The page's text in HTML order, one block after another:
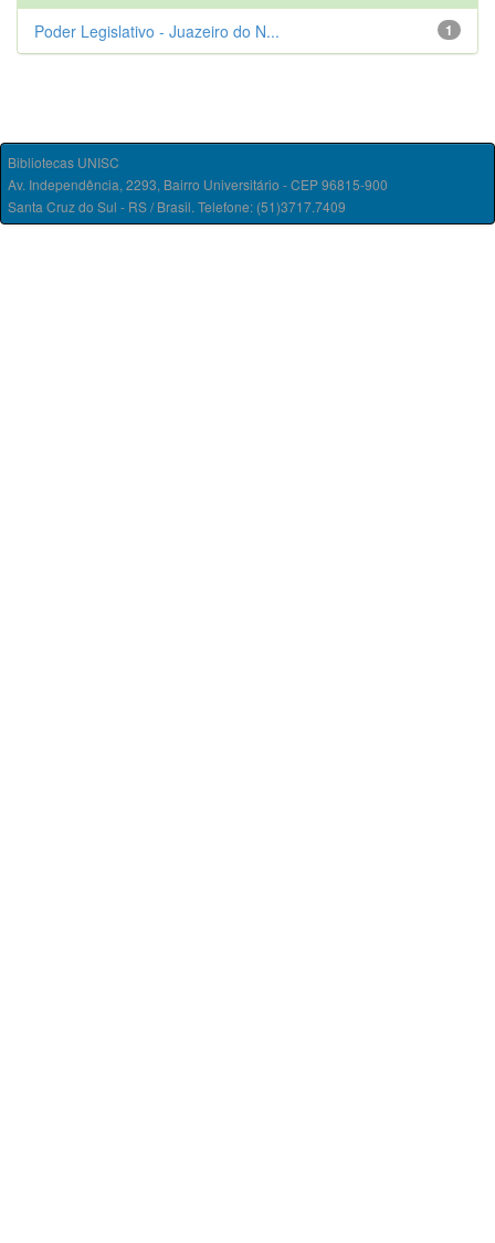
1
Poder Legislativo - Juazeiro do N...
Bibliotecas UNISC
Av. Independência, 2293, Bairro Universitário - CEP 96815-900
Santa Cruz do Sul - RS / Brasil. Telefone: (51)3717.7409